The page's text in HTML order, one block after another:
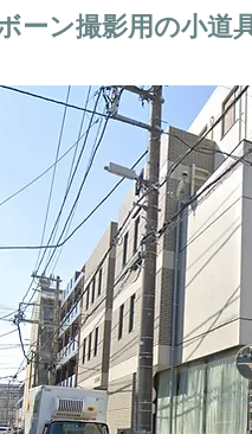
ーン撮影用の小道